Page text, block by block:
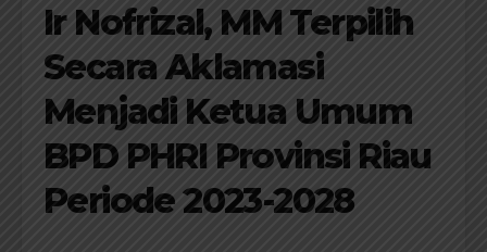
Ir Nofrizal, MM Terpilih
Secara Aklamasi
Menjadi Ketua Umum
BPD PHRI Provinsi Riau
Periode 2023-2028